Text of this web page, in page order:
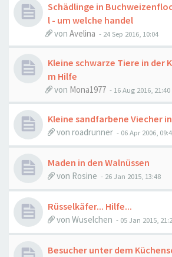
Schädlinge in
l - um welche handel
von Avelina - 24 Sep 2016, 10:04
Kleine schwarze Tiere in der
m Hilfe
von Mona1977 - 16 Aug 2016, 21:40
Kleine sandfarbene Viecher
von roadrunner - 06 Apr 2006,
Maden in den Walnüssen
von Rosine - 26 Jan 2015, 13:48
Rüsselkäfer... Hilfe...
von Wuselchen - 05 Jan 2015,
Besucher unter dem